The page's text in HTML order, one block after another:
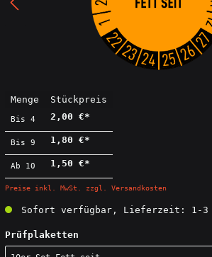
Menge Stückpreis
Bis 4 2,00 €*
Bis 9 1,80 €*
Ab 10 1,50 €*
Preise inkl. MwSt. zzgl. Versandkosten
Sofort verfügbar, Lieferzeit: 1-3
Prüfplaketten